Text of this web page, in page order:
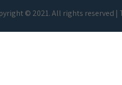
© 2021. All rights reserved |